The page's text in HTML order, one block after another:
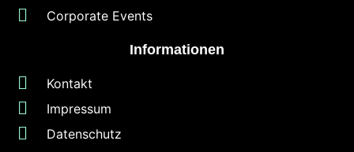
Informationen
Kontakt
Impressum
Datenschutz
Corporate Events